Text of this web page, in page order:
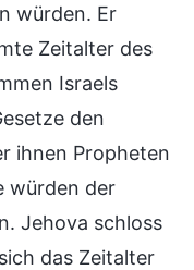
würden. Er
Zeitalter des
Israels
den
ihnen Propheten
würden der
Jehova schloss
das Zeitalter